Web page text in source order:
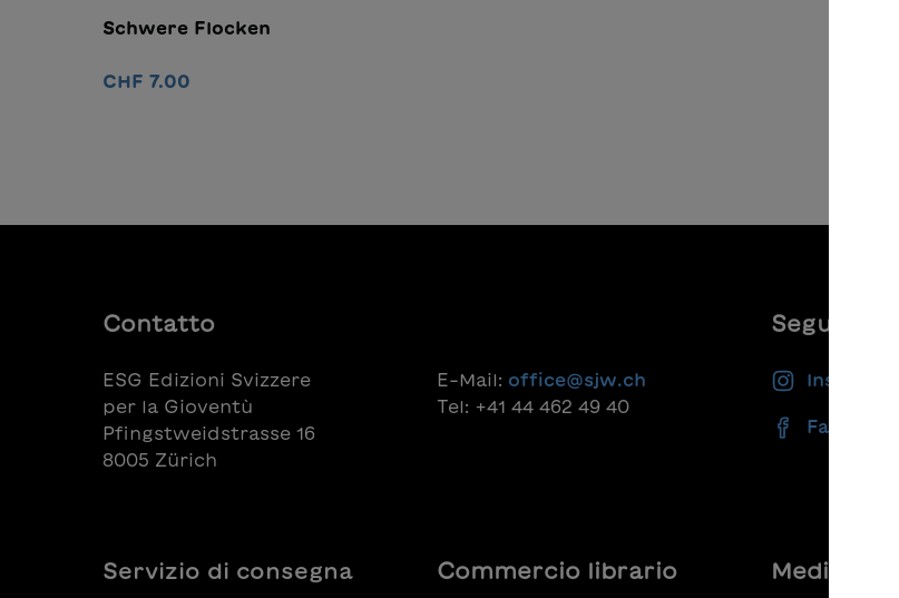
Schwere Flocken
CHF 7.00
Contatto
ESG Edizioni Svizzere
per la Gioventù
Pfingstweidstrasse 16
8005 Zürich
E-Mail: office@sjw.ch
Tel: +41 44 462 49 40
Seguiteci
Instagram
Facebook
Servizio di consegna Commercio librario Medie